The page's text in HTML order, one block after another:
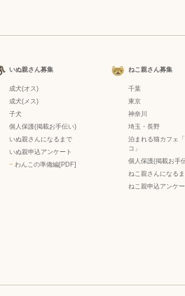
いぬ親さん募集
成犬(オス)
成犬(メス)
子犬
個人保護(掲載お手伝い)
いぬ親さんになるまで
いぬ親申込アンケート
− わんこの準備編[PDF]
ねこ親さん募集
千葉
東京
神奈川
埼玉・長野
泊まれる猫カフェ
コ」
個人保護(掲載お手
ねこ親さんになる
ねこ親申込アンケ